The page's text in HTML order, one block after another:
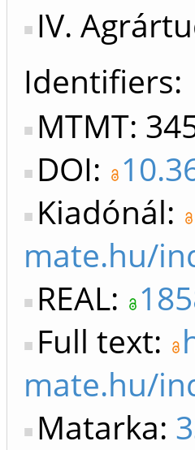
IV.
Identifiers
MTMT:
DOI:
Kiadónál:
mate.hu/
REAL:
Full text:
mate.hu/
Matarka: